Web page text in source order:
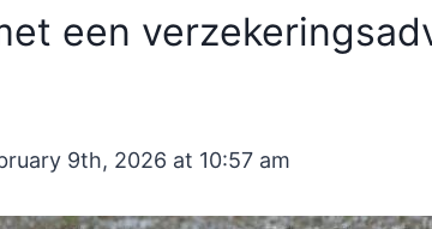
een
9th, 2026 at 10:57 am